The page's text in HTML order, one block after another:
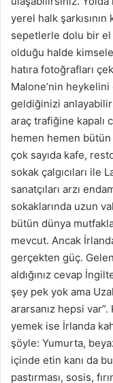
yerel halk
sepetlerle dolu bir el
olduğu halde
hatıra fotoğrafları
Malone’nin
geldiğinizi
araç trafiğine kapalı
hemen hemen
çok sayıda kafe,
sokak çalgıcıları ile
sanatçıları arzı
sokaklarında uzun
bütün dünya
mevcut. Ancak
gerçekten güç.
aldığınız cevap
şey pek yok ama
ararsanız hepsi
yemek ise İrlanda
şöyle: Yumurta,
içinde etin kanı da
pastırması, sosis,